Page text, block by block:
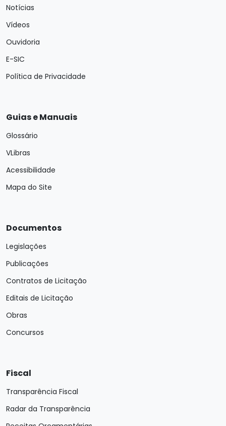
Notícias
Vídeos
Ouvidoria
E-SIC
Política de Privacidade
Guias e Manuais
Glossário
VLibras
Acessibilidade
Mapa do Site
Documentos
Legislações
Publicações
Contratos de Licitação
Editais de Licitação
Obras
Concursos
Fiscal
Transparência Fiscal
Radar da Transparência